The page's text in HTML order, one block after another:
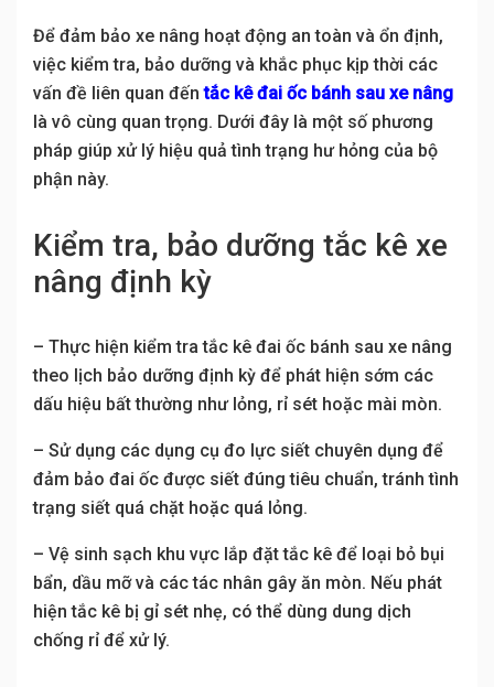
Để đảm bảo xe nâng hoạt động an toàn và ổn định,
việc kiểm tra, bảo dưỡng và khắc phục kịp thời các
vấn đề liên quan đếntắc kê đai ốc bánh sau xe nâng
là vô cùng quan trọng. Dưới đây là một số phương
pháp giúp xử lý hiệu quả tình trạng hư hỏng của bộ
phận này.
Kiểm tra, bảo dưỡng tắc kê xe
nâng định kỳ
– Thực hiện kiểm tra tắc kê đai ốc bánh sau xe nâng
theo lịch bảo dưỡng định kỳ để phát hiện sớm các
dấu hiệu bất thường như lỏng, rỉ sét hoặc mài mòn.
– Sử dụng các dụng cụ đo lực siết chuyên dụng để
đảm bảo đai ốc được siết đúng tiêu chuẩn, tránh tình
trạng siết quá chặt hoặc quá lỏng.
– Vệ sinh sạch khu vực lắp đặt tắc kê để loại bỏ bụi
bẩn, dầu mỡ và các tác nhân gây ăn mòn. Nếu phát
hiện tắc kê bị gỉ sét nhẹ, có thể dùng dung dịch
chống rỉ để xử lý.